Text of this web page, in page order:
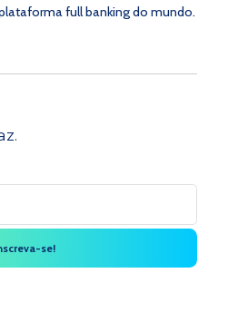
full banking do mundo.